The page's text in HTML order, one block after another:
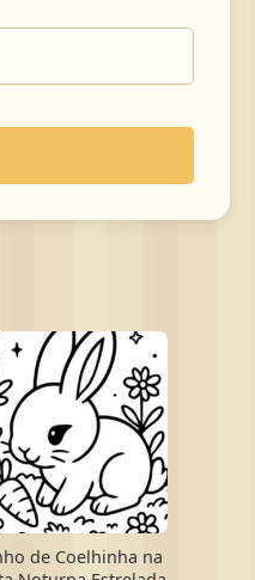
de Coelhinha na